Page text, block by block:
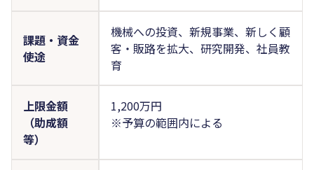
課題・資金
使途
機械への投資、新規事業、新しく顧
客・販路を拡大、研究開発、社員教
育
上限金額
（助成額
等）
1,200万円
※予算の範囲内による